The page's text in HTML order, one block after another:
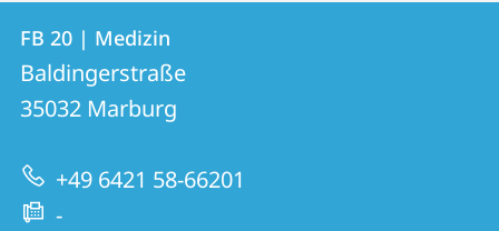
Kontakt
und
Informationen
zur
Website
Kontaktinformationen
FB
20
|
Medizin
FB 20 | Medizin
Baldingerstraße
35032 Marburg
+49 6421 58-66201
-